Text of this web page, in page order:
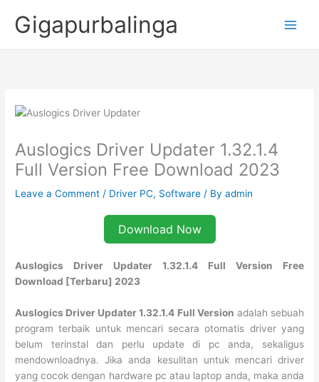
Gigapurbalinga
Auslogics Driver Updater 1.32.1.4
Full Version Free Download 2023
Leave a Comment / Driver PC, Software / Byadmin
Download Now
Auslogics Driver Updater 1.32.1.4 Full Version Free
Download [Terbaru] 2023
Auslogics Driver Updater 1.32.1.4 Full Version adalah sebuah
program terbaik untuk mencari secara otomatis driver yang
belum terinstal dan perlu update di pc anda, sekaligus
mendownloadnya. Jika anda kesulitan untuk mencari driver
yang cocok dengan hardware pc atau laptop anda, maka anda